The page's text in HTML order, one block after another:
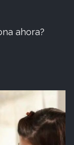
ahora?